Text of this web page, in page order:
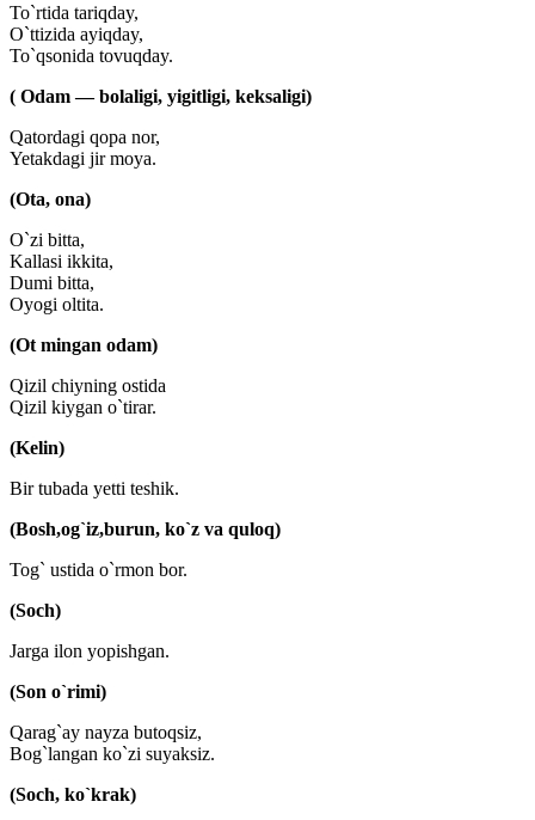
To`rtida tariqday,
O`ttizida ayiqday,
To`qsonida tovuqday.
( Odam — bolaligi, yigitligi, keksaligi)
Qatordagi qopa nor,
Yetakdagi jir moya.
(Ota, ona)
O`zi bitta,
Kallasi ikkita,
Dumi bitta,
Oyogi oltita.
(Ot mingan odam)
Qizil chiyning ostida
Qizil kiygan o`tirar.
(Kelin)
Bir tubada yetti teshik.
(Bosh,og`iz,burun, ko`z va quloq)
Tog` ustida o`rmon bor.
(Soch)
Jarga ilon yopishgan.
(Son o`rimi)
Qarag`ay nayza butoqsiz,
Bog`langan ko`zi suyaksiz.
(Soch, ko`krak)